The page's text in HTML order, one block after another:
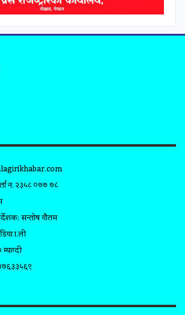
न. २३५८ ०७७ ७८
सन्तोष गौतम
प्रा.ली